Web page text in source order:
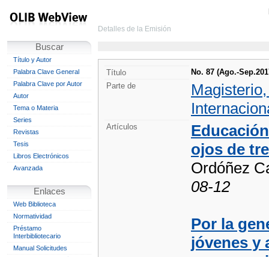
Buscar
Título y Autor
Palabra Clave General
Palabra Clave por Autor
Autor
Tema o Materia
Series
Revistas
Tesis
Libros Electrónicos
Avanzada
Enlaces
Web Biblioteca
Normatividad
Préstamo
Interbibliotecario
Manual Solicitudes
Detalles de la Emisión
Título
No. 87 (Ago.-
Parte de
Artículos
ojos de
Ordóñez
08-12
Por la
jóvenes y